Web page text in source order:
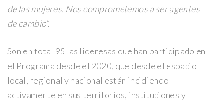
de las mujeres. Nos comprometemos a ser agentes
de cambio”.
Son en total 95 las lideresas que han participado en
el Programa desde el 2020, que desde el espacio
local, regional y nacional están incidiendo
activamente en sus territorios, instituciones y